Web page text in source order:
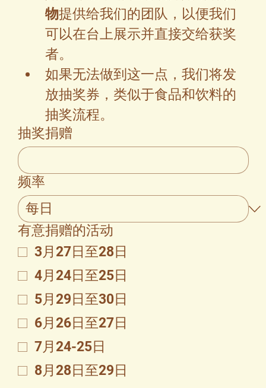
物提供给我们的团队，以便我们
可以在台上展示并直接交给获奖
者。
如果无法做到这一点，我们将发
放抽奖券，类似于食品和饮料的
抽奖流程。
抽奖捐赠
频率
有意捐赠的活动
3月27日至28日
4月24日至25日
5月29日至30日
6月26日至27日
7月24-25日
8月28日至29日